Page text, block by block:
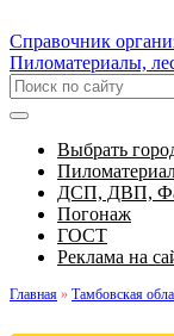
Справочник
Пиломатериалы,
Выбрать
ДСП, ДВП,
Погонаж
ГОСТ
Реклама на
Главная » Тамбовская